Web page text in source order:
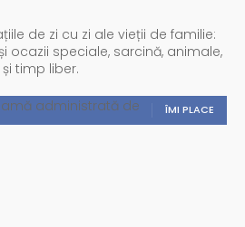
de zi cu zi ale vieții de familie:
ocazii speciale, sarcină, animale,
timp liber.
ÎMI PLACE
administrată de